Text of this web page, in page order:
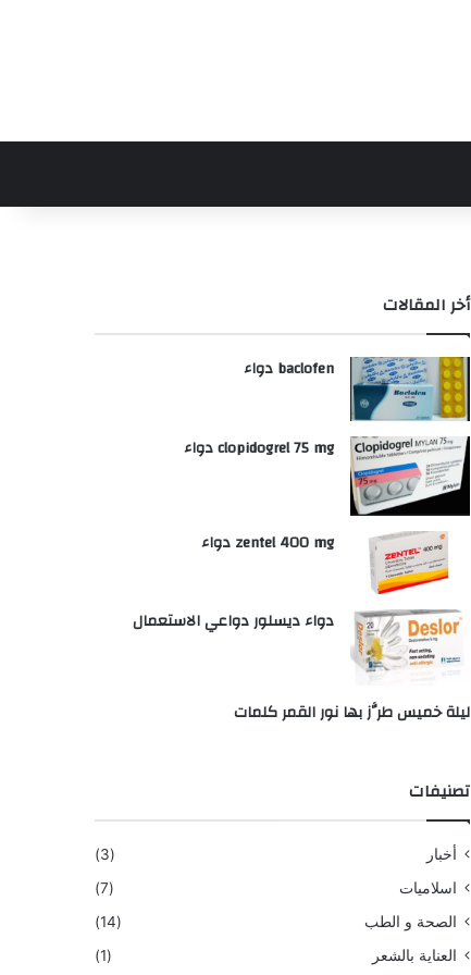
أخر المقالات
baclofen دواء
clopidogrel 75 mg دواء
zentel 400 mg دواء
دواء ديسلور دواعي الاستعمال
ليلة خميس طرَّز بها نور القمر كلمات
تصنيفات
أخبار
(3)
اسلاميات
(7)
الصحة و الطب
(14)
العناية بالشعر
(1)